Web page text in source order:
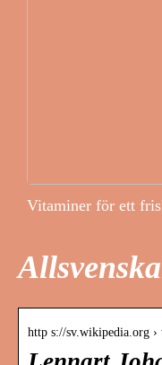
Vitaminer för ett
http s://sv.wikipedia.org ›